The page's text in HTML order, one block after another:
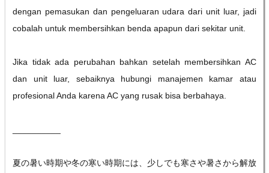
dengan pemasukan dan pengeluaran udara dari unit luar, jadi
cobalah untuk membersihkan benda apapun dari sekitar unit.
Jika tidak ada perubahan bahkan setelah membersihkan AC
dan unit luar, sebaiknya hubungi manajemen kamar atau
profesional Anda karena AC yang rusak bisa berbahaya.
夏の暑い時期や冬の寒い時期には、少しでも寒さや暑さから解放